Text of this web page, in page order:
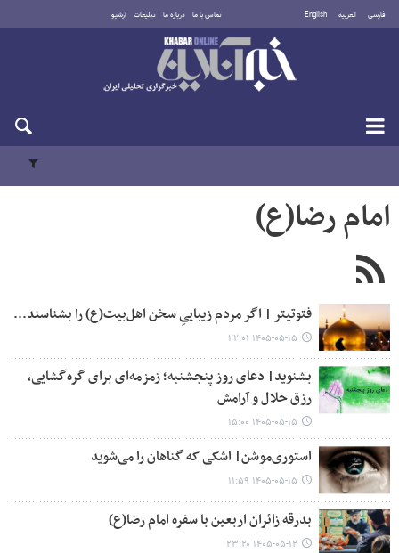
فارسی العربية English تماس با ما درباره ما تبلیغات آرشیو
جمعه ۱۶ مرداد ۱۴۰۵
امام رضا(ع)
فتوتیتر | اگر مردم زیباییِ سخن اهل‌بیت(ع) را بشناسند...
۱۴۰۵-۰۵-۱۵ ۲۲:۰۱
بشنوید| دعای روز پنجشنبه؛ زمزمه‌ای برای گره‌گشایی،
رزق حلال و آرامش
۱۴۰۵-۰۵-۱۵ ۱۵:۰۰
استوری‌موشن| اشکی که گناهان را می‌شوید
۱۴۰۵-۰۵-۱۵ ۱۱:۵۹
بدرقه زائران اربعین با سفره امام رضا(ع)
۱۴۰۵-۰۵-۱۲ ۲۳:۲۰